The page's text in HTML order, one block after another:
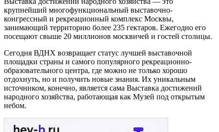
крупнейший многофункциональный выставочно-
конгрессный и рекреационный комплекс Москвы,
занимающий территорию более 235 гектаров. Ежегодно его
посещают свыше 20 миллионов москвичей и гостей столицы.
Сегодня ВДНХ возвращает статус лучшей выставочной
площадки страны и самого популярного рекреационно-
образовательного центра, где можно не только хорошо
отдохнуть, но и получить новые знания. Их уникальным
источником, конечно, является сама Выставка достижений
народного хозяйства, работающая как Музей под открытым
небом.